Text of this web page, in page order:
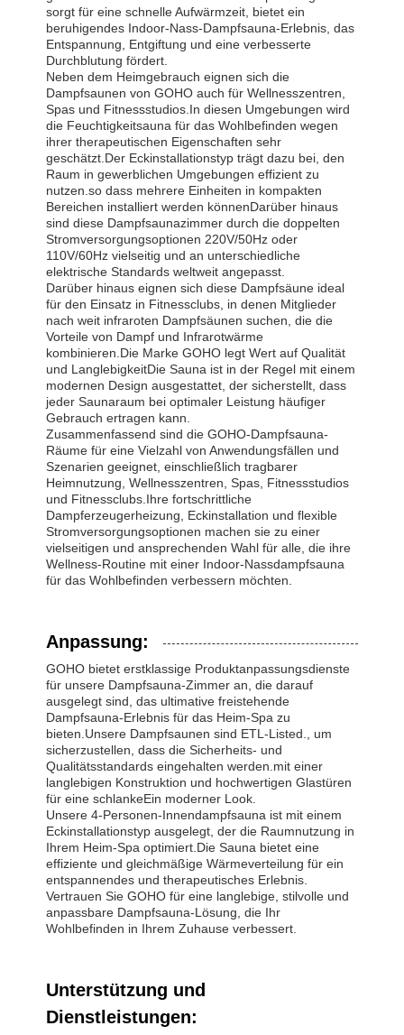
sorgt für eine schnelle Aufwärmzeit, bietet ein
beruhigendes Indoor-Nass-Dampfsauna-Erlebnis, das
Entspannung, Entgiftung und eine verbesserte
Durchblutung fördert.
Neben dem Heimgebrauch eignen sich die
Dampfsaunen von GOHO auch für Wellnesszentren,
Spas und Fitnessstudios.In diesen Umgebungen wird
die Feuchtigkeitsauna für das Wohlbefinden wegen
ihrer therapeutischen Eigenschaften sehr
geschätzt.Der Eckinstallationstyp trägt dazu bei, den
Raum in gewerblichen Umgebungen effizient zu
nutzen.so dass mehrere Einheiten in kompakten
Bereichen installiert werden könnenDarüber hinaus
sind diese Dampfsaunazimmer durch die doppelten
Stromversorgungsoptionen 220V/50Hz oder
110V/60Hz vielseitig und an unterschiedliche
elektrische Standards weltweit angepasst.
Darüber hinaus eignen sich diese Dampfsäune ideal
für den Einsatz in Fitnessclubs, in denen Mitglieder
nach weit infraroten Dampfsäunen suchen, die die
Vorteile von Dampf und Infrarotwärme
kombinieren.Die Marke GOHO legt Wert auf Qualität
und LanglebigkeitDie Sauna ist in der Regel mit einem
modernen Design ausgestattet, der sicherstellt, dass
jeder Saunaraum bei optimaler Leistung häufiger
Gebrauch ertragen kann.
Zusammenfassend sind die GOHO-Dampfsauna-
Räume für eine Vielzahl von Anwendungsfällen und
Szenarien geeignet, einschließlich tragbarer
Heimnutzung, Wellnesszentren, Spas, Fitnessstudios
und Fitnessclubs.Ihre fortschrittliche
Dampferzeugerheizung, Eckinstallation und flexible
Stromversorgungsoptionen machen sie zu einer
vielseitigen und ansprechenden Wahl für alle, die ihre
Wellness-Routine mit einer Indoor-Nassdampfsauna
für das Wohlbefinden verbessern möchten.
Anpassung:
GOHO bietet erstklassige Produktanpassungsdienste
für unsere Dampfsauna-Zimmer an, die darauf
ausgelegt sind, das ultimative freistehende
Dampfsauna-Erlebnis für das Heim-Spa zu
bieten.Unsere Dampfsaunen sind ETL-Listed., um
sicherzustellen, dass die Sicherheits- und
Qualitätsstandards eingehalten werden.mit einer
langlebigen Konstruktion und hochwertigen Glastüren
für eine schlankeEin moderner Look.
Unsere 4-Personen-Innendampfsauna ist mit einem
Eckinstallationstyp ausgelegt, der die Raumnutzung in
Ihrem Heim-Spa optimiert.Die Sauna bietet eine
effiziente und gleichmäßige Wärmeverteilung für ein
entspannendes und therapeutisches Erlebnis.
Vertrauen Sie GOHO für eine langlebige, stilvolle und
anpassbare Dampfsauna-Lösung, die Ihr
Wohlbefinden in Ihrem Zuhause verbessert.
Unterstützung und
Dienstleistungen: